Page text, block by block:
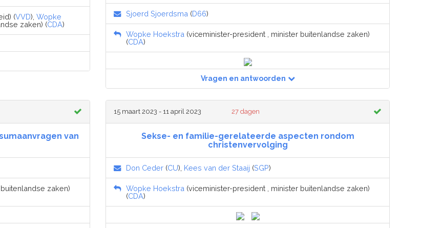
(VVD), Wopke
zaken) (CDA)
Sjoerd Sjoerdsma (D66)
Wopke Hoekstra (viceminister-president , minister buitenlandse zaken)
(CDA)
Vragen en antwoorden
van
zaken)
15 maart 2023 - 11 april 2023 27 dagen
Sekse- en familie-gerelateerde aspecten rondom
christenvervolging
Don Ceder (CU), Kees van der Staaij (SGP)
Wopke Hoekstra (viceminister-president , minister buitenlandse zaken)
(CDA)